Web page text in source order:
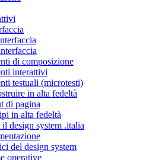
di composizione
interattivi
testuali (microtesti)
in alta fedeltà
di pagina
in alta fedeltà
design system .italia
del design system
operative